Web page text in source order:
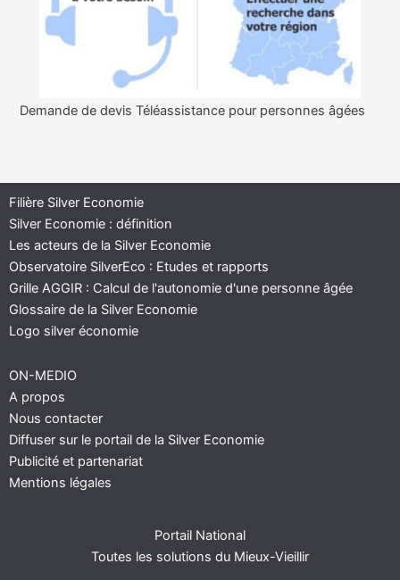
Demande de devis Téléassistance pour personnes âgées
Filière Silver Economie
Silver Economie : définition
Les acteurs de la Silver Economie
Observatoire SilverEco : Etudes et rapports
Grille AGGIR : Calcul de l'autonomie d'une personne âgée
Glossaire de la Silver Economie
Logo silver économie
ON-MEDIO
A propos
Nous contacter
Diffuser sur le portail de la Silver Economie
Publicité et partenariat
Mentions légales
Portail National
Toutes les solutions du Mieux-Vieillir